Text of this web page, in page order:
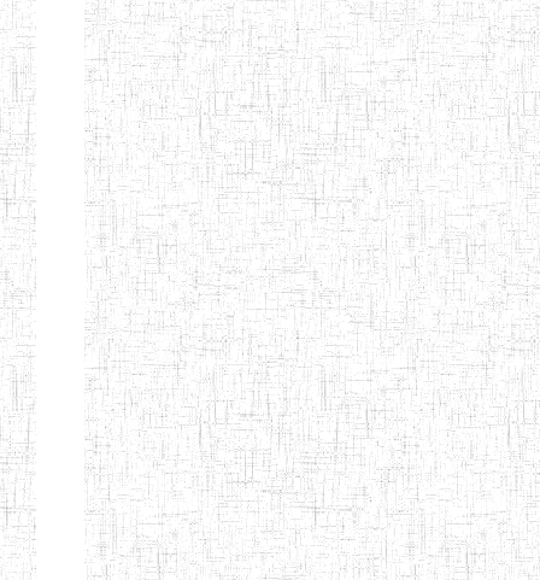
Etablissements
d'enseignement
normal
ENI
Chercher:
Effacer les filtres
Denomination
Type